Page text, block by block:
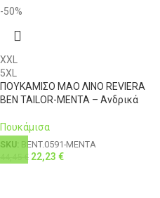
-50%
XXL
5XL
ΠΟΥΚΑΜΙΣΟ ΜΑΟ ΛΙΝΟ REVIERA
BEN TAILOR-ΜΕΝΤΑ – Ανδρικά
Πουκάμισα
SKU: BENT.0591-ΜΕΝΤΑ
€ 22,23 €